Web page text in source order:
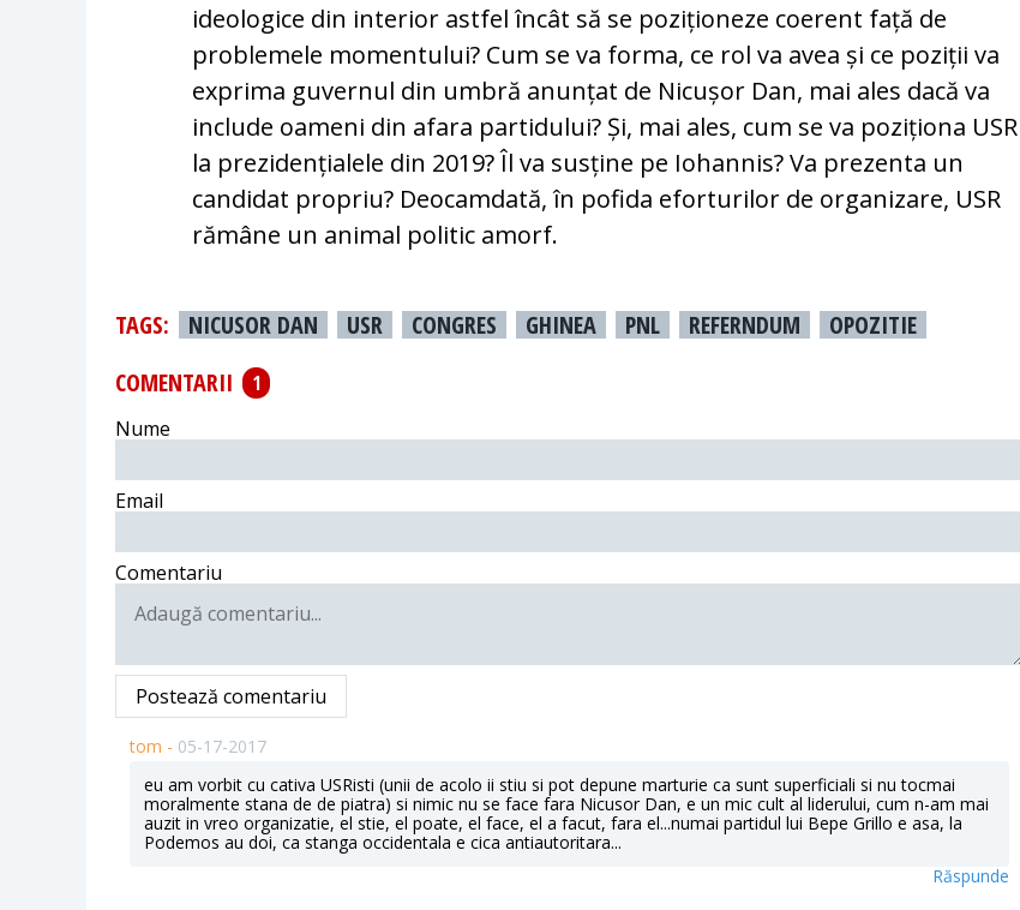
ideologice din interior ast­fel încât să se poziționeze coerent fa­ță de
problemele momentului? Cum se va forma, ce rol va avea și ce poziții va
ex­prima guvernul din umbră anunțat de Ni­cușor Dan, mai ales dacă va
include oa­meni din afara partidului? Și, mai ales, cum se va poziționa USR
la prezi­den­ția­le­l­e din 2019? Îl va susține pe Iohannis? Va prezenta un
candidat propriu? Deo­cam­dată, în pofida eforturilor de orga­ni­za­re, USR
rămâne un animal politic amorf.
TAGS: NICUSOR DAN USR CONGRES GHINEA PNL REFERNDUM
OPOZITIE
COMENTARII
1
Nume
Email
Comentariu
Postează comentariu
tom - 05-17-2017
eu am vorbit cu cativa USRisti (unii de acolo ii stiu si pot depune marturie ca sunt superficiali si nu tocmai
moralmente stana de de piatra) si nimic nu se face fara Nicusor Dan, e un mic cult al liderului, cum n-am mai
auzit in vreo organizatie, el stie, el poate, el face, el a facut, fara el...numai partidul lui Bepe Grillo e asa, la
Podemos au doi, ca stanga occidentala e cica antiautoritara...
Răspunde